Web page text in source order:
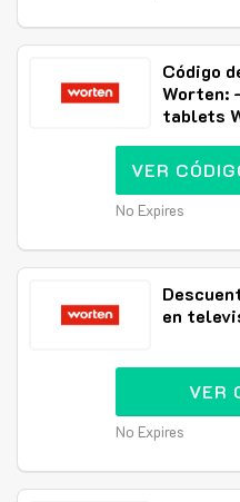
Código
Worten:
tablets
VER
No Expires
en
VER
No Expires